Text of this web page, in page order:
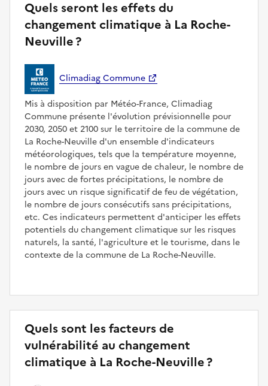
Quels seront les effets du
changement climatique à La Roche-
Neuville ?
Climadiag Commune
Mis à disposition par Météo-France, Climadiag
Commune présente l'évolution prévisionnelle pour
2030, 2050 et 2100 sur le territoire de la commune de
La Roche-Neuville d'un ensemble d'indicateurs
météorologiques, tels que la température moyenne,
le nombre de jours en vague de chaleur, le nombre de
jours avec de fortes précipitations, le nombre de
jours avec un risque significatif de feu de végétation,
le nombre de jours consécutifs sans précipitations,
etc. Ces indicateurs permettent d'anticiper les effets
potentiels du changement climatique sur les risques
naturels, la santé, l'agriculture et le tourisme, dans le
contexte de la commune de La Roche-Neuville.
Quels sont les facteurs de
vulnérabilité au changement
climatique à La Roche-Neuville ?